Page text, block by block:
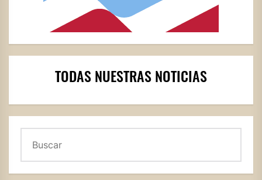
TODAS NUESTRAS NOTICIAS